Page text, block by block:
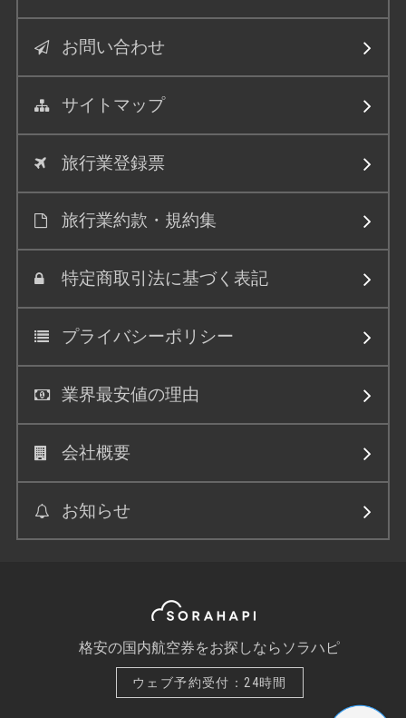
お問い合わせ
サイトマップ
旅行業登録票
旅行業約款・規約集
特定商取引法に基づく表記
プライバシーポリシー
業界最安値の理由
会社概要
お知らせ
格安の国内航空券をお探しならソラハピ
ウェブ予約受付：24時間